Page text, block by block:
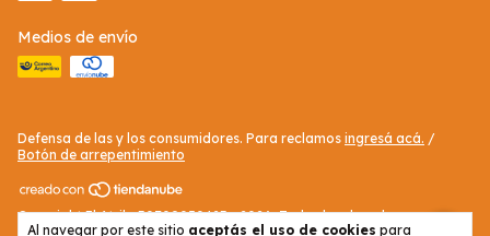
Al navegar por este sitio aceptás el uso de cookies para
Medios de envío
Defensa de las y los consumidores. Para reclamos ingresá acá. /
Botón de arrepentimiento
Copyright El Atril - 30709050423 - 2026. Todos los derechos
reservados.